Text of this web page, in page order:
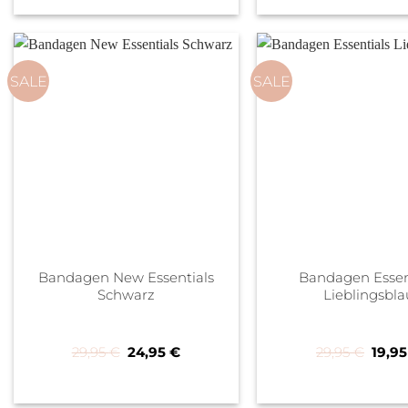
SALE
Bandagen New Essentials
Schwarz
29,95€ Ursprünglicher Preis war: 29,95 €
24,95€Aktueller Preis ist: 24,95 €.
SALE
Bandagen
29,95€